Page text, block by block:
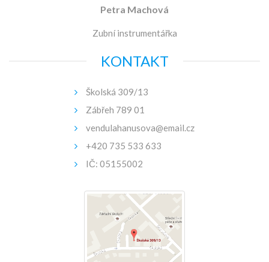
Petra Machová
Zubní instrumentářka
KONTAKT
Školská 309/13
Zábřeh 789 01
vendulahanusova@email.cz
+420 735 533 633
IČ: 05155002